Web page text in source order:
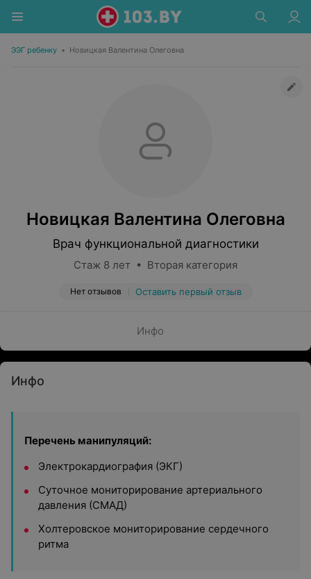
ЭЭГ ребенку • Новицкая Валентина Олеговна
Новицкая Валентина Олеговна
Врач функциональной диагностики
Стаж 8 лет • Вторая категория
Нет отзывов Оставить первый отзыв
Инфо
Инфо
Перечень манипуляций:
Электрокардиография (ЭКГ)
Суточное мониторирование артериального
давления (СМАД)
Холтеровское мониторирование сердечного
ритма